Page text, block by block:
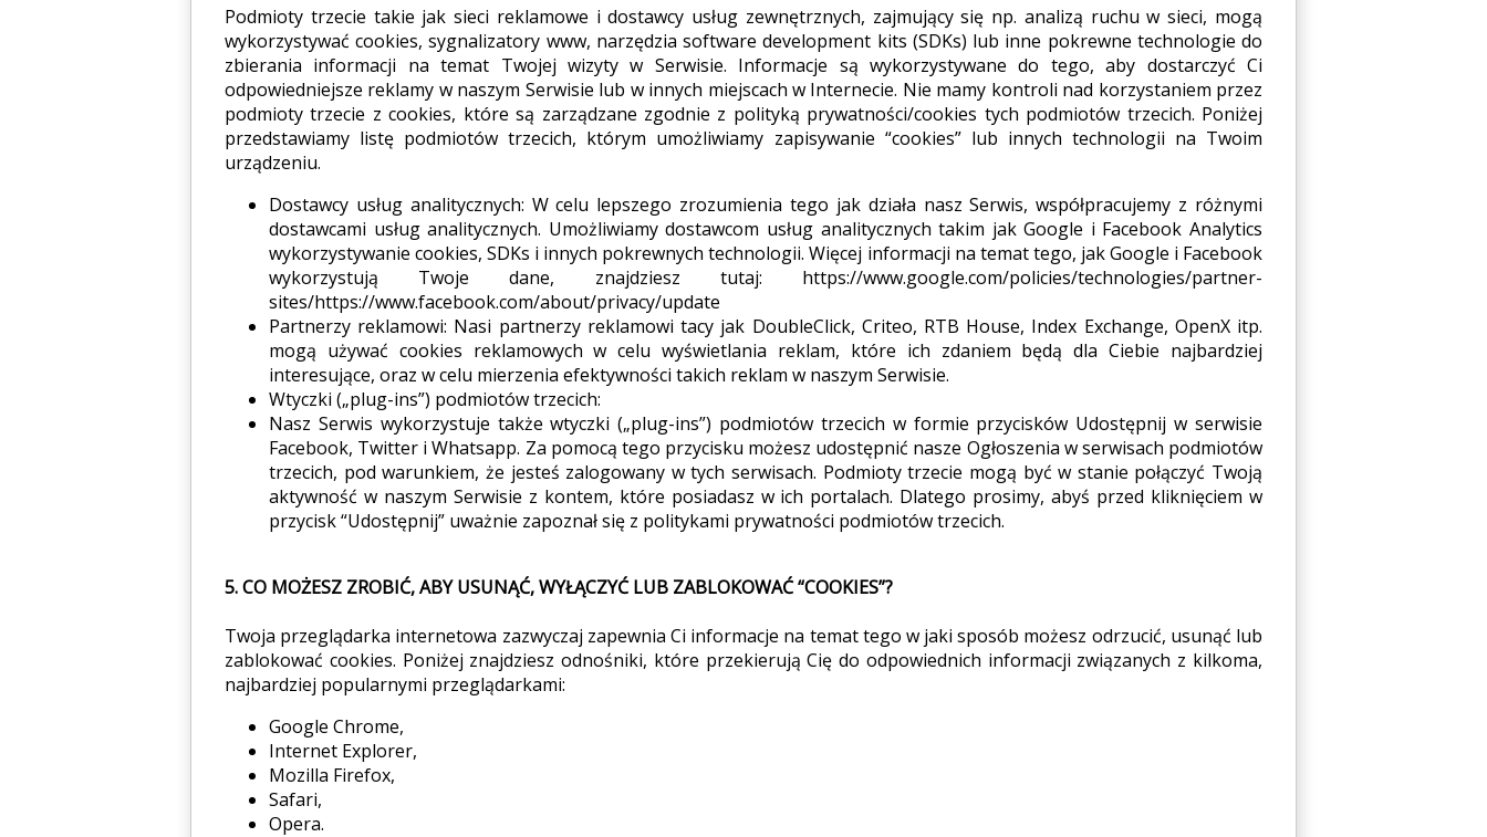
Podmioty trzecie takie jak sieci reklamowe i dostawcy usług zewnętrznych, zajmujący się np. analizą ruchu w sieci, mogą
wykorzystywać cookies, sygnalizatory www, narzędzia software development kits (SDKs) lub inne pokrewne technologie do
zbierania informacji na temat Twojej wizyty w Serwisie. Informacje są wykorzystywane do tego, aby dostarczyć Ci
odpowiedniejsze reklamy w naszym Serwisie lub w innych miejscach w Internecie. Nie mamy kontroli nad korzystaniem przez
podmioty trzecie z cookies, które są zarządzane zgodnie z polityką prywatności/cookies tych podmiotów trzecich. Poniżej
przedstawiamy listę podmiotów trzecich, którym umożliwiamy zapisywanie “cookies” lub innych technologii na Twoim
urządzeniu.
Dostawcy usług analitycznych: W celu lepszego zrozumienia tego jak działa nasz Serwis, współpracujemy z różnymi
dostawcami usług analitycznych. Umożliwiamy dostawcom usług analitycznych takim jak Google i Facebook Analytics
wykorzystywanie cookies, SDKs i innych pokrewnych technologii. Więcej informacji na temat tego, jak Google i Facebook
wykorzystują Twoje dane, znajdziesz tutaj: https://www.google.com/policies/technologies/partner-
sites/https://www.facebook.com/about/privacy/update
Partnerzy reklamowi: Nasi partnerzy reklamowi tacy jak DoubleClick, Criteo, RTB House, Index Exchange, OpenX itp.
mogą używać cookies reklamowych w celu wyświetlania reklam, które ich zdaniem będą dla Ciebie najbardziej
interesujące, oraz w celu mierzenia efektywności takich reklam w naszym Serwisie.
Wtyczki („plug-ins”) podmiotów trzecich:
Nasz Serwis wykorzystuje także wtyczki („plug-ins”) podmiotów trzecich w formie przycisków Udostępnij w serwisie
Facebook, Twitter i Whatsapp. Za pomocą tego przycisku możesz udostępnić nasze Ogłoszenia w serwisach podmiotów
trzecich, pod warunkiem, że jesteś zalogowany w tych serwisach. Podmioty trzecie mogą być w stanie połączyć Twoją
aktywność w naszym Serwisie z kontem, które posiadasz w ich portalach. Dlatego prosimy, abyś przed kliknięciem w
przycisk “Udostępnij” uważnie zapoznał się z politykami prywatności podmiotów trzecich.
5. CO MOŻESZ ZROBIĆ, ABY USUNĄĆ, WYŁĄCZYĆ LUB ZABLOKOWAĆ “COOKIES”?
Twoja przeglądarka internetowa zazwyczaj zapewnia Ci informacje na temat tego w jaki sposób możesz odrzucić, usunąć lub
zablokować cookies. Poniżej znajdziesz odnośniki, które przekierują Cię do odpowiednich informacji związanych z kilkoma,
najbardziej popularnymi przeglądarkami:
Google Chrome,
Internet Explorer,
Mozilla Firefox,
Safari,
Opera.
FORMULAOPOLE.PL